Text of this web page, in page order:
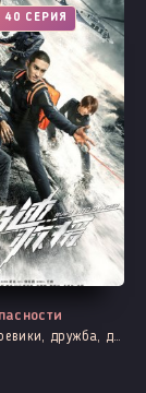
СЕРИЯ
дружба, драма, про врачей и медицину, броманс